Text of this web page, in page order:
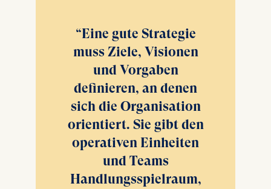
Eine gute Strategie
muss Ziele, Visionen
und Vorgaben
definieren, an denen
sich die Organisation
orientiert. Sie gibt den
operativen Einheiten
und Teams
Handlungsspielraum,